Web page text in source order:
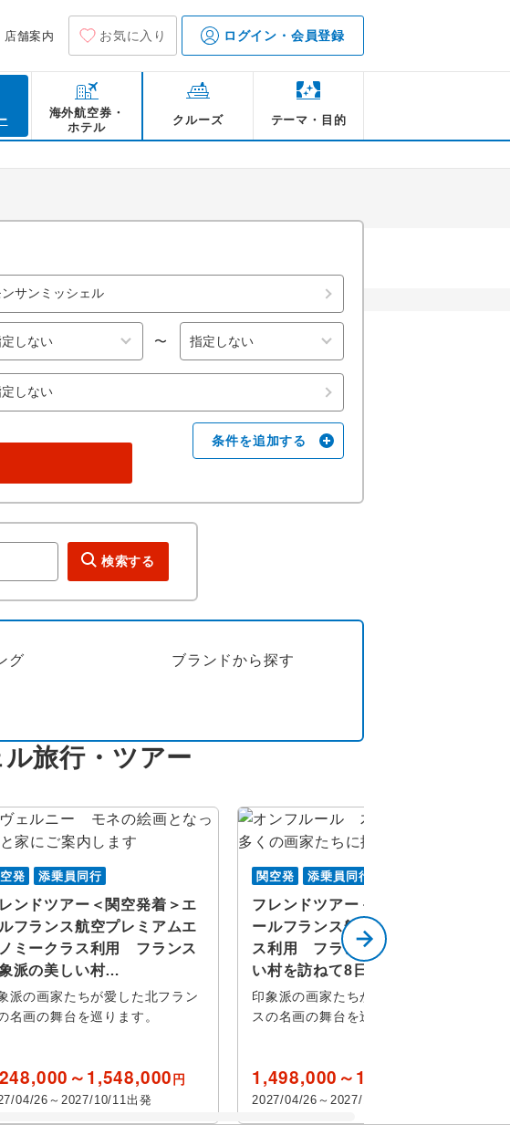
店舗案内 お気に入り ログイン・会員登録
海外航空券・
ホテル
クルーズ テーマ・目的
どの観光スポット、オムレツやガ
ル旅行・モンサンミッシェルツア
【モンサンミッシェル】夕暮れ
【モンサンミッシェル】全体
【モンサンミッシェル】修道院
〜
条件を追加する
検索する
グ ブランドから探す
旅行・ツアー
発 添乗員同行
ンドツアー＜関空発着＞エ
フランス航空プレミアムエ
ミークラス利用 フランス
派の美しい村…
派の画家たちが愛した北フラン
名画の舞台を巡ります。
～1,548,000円
04/26～2027/10/11出発
関空発 添乗員同行
フレンドツアー＜関空発着＞エ
ールフランス航空ビジネスクラ
ス利用 フランス印象派の美し
い村を訪ねて8日…
印象派の画家たちが愛した北フラン
スの名画の舞台を巡ります。
1,498,000～1,798,000
2027/04/26～2027/10/11出発